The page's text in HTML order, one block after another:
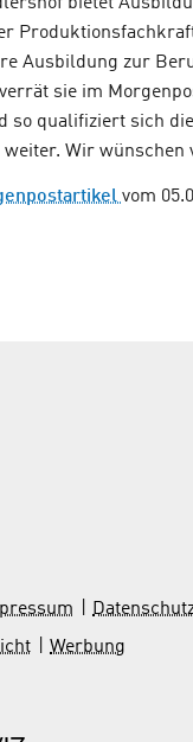
bietet
Ausbildung zur
sie im
qualifiziert sich
Wir wünschen
vom
Werbung